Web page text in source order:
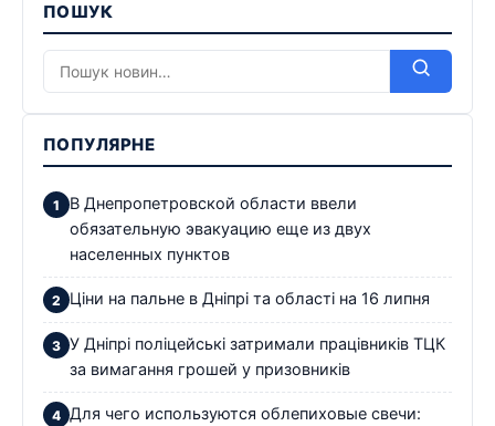
ПОШУК
ПОПУЛЯРНЕ
В Днепропетровской области ввели
обязательную эвакуацию еще из двух
населенных пунктов
Ціни на пальне в Дніпрі та області на 16 липня
У Дніпрі поліцейські затримали працівників ТЦК
за вимагання грошей у призовників
Для чего используются облепиховые свечи: